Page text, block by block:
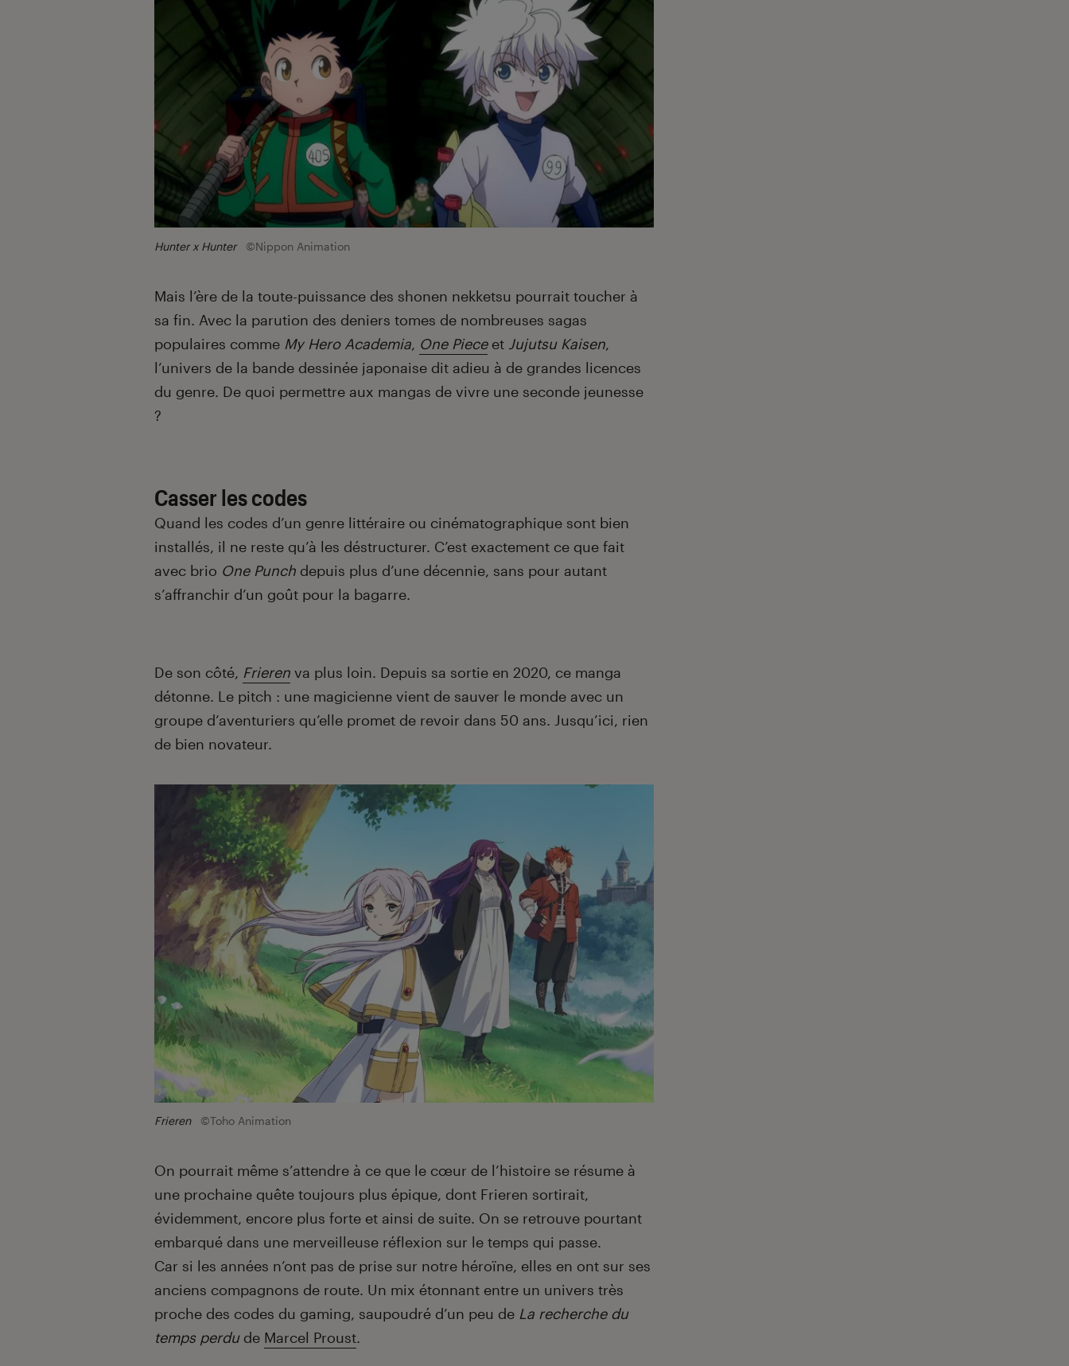
Hunter x Hunter ©Nippon Animation
Mais l’ère de la toute-puissance des shonen nekketsu pourrait toucher à
sa fin. Avec la parution des deniers tomes de nombreuses sagas
populaires comme My Hero Academia, One Pieceet Jujutsu Kaisen,
l’univers de la bande dessinée japonaise dit adieu à de grandes licences
du genre. De quoi permettre aux mangas de vivre une seconde jeunesse
?
Casser les codes
Quand les codes d’un genre littéraire ou cinématographique sont bien
installés, il ne reste qu’à les déstructurer. C’est exactement ce que fait
avec brio One Punch depuis plus d’une décennie, sans pour autant
s’affranchir d’un goût pour la bagarre.
De son côté, Frieren va plus loin. Depuis sa sortie en 2020, ce manga
détonne. Le pitch : une magicienne vient de sauver le monde avec un
groupe d’aventuriers qu’elle promet de revoir dans 50 ans. Jusqu’ici, rien
de bien novateur.
Frieren ©Toho Animation
On pourrait même s’attendre à ce que le cœur de l’histoire se résume à
une prochaine quête toujours plus épique, dont Frieren sortirait,
évidemment, encore plus forte et ainsi de suite. On se retrouve pourtant
embarqué dans une merveilleuse réflexion sur le temps qui passe.
Car si les années n’ont pas de prise sur notre héroïne, elles en ont sur ses
anciens compagnons de route. Un mix étonnant entre un univers très
proche des codes du gaming, saupoudré d’un peu de La recherche du
temps perdude Marcel Proust.